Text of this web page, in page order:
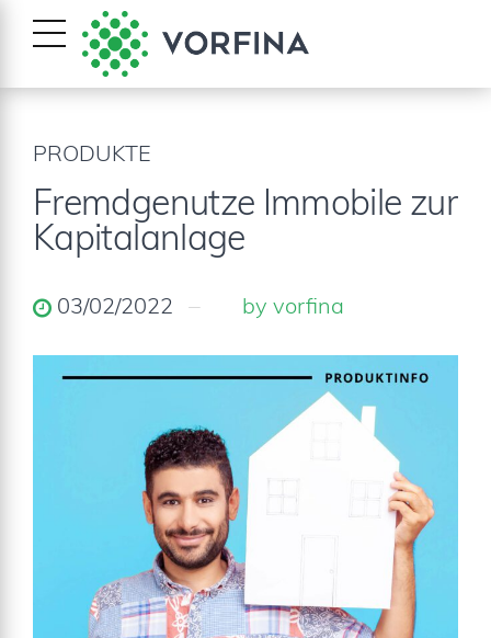
PRODUKTE
Fremdgenutze Immobile zur
Kapitalanlage
03/02/2022 by vorfina